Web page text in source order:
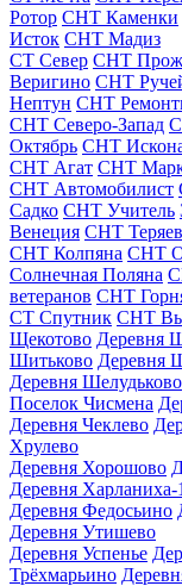
Ротор СНТ Каменки
Исток СНТ Мадиз
СТ Север СНТ
Веригино СНТ
Нептун СНТ
СНТ Северо-Запад
Октябрь СНТ
СНТ Агат СНТ
СНТ Автомобилист
Садко СНТ Учитель
Венеция СНТ
СНТ Колпяна СНТ
Солнечная Поляна
ветеранов СНТ
СТ Спутник СНТ
Щекотово Деревня
Шитьково Деревня
Деревня Шелудьково
Поселок Чисмена
Деревня Чеклево
Хрулево
Деревня Хорошово
Деревня Харланиха-1
Деревня Федосьино
Деревня Утишево
Деревня Успенье
Трёхмарьино